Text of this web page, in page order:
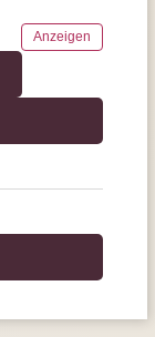
Anzeigen